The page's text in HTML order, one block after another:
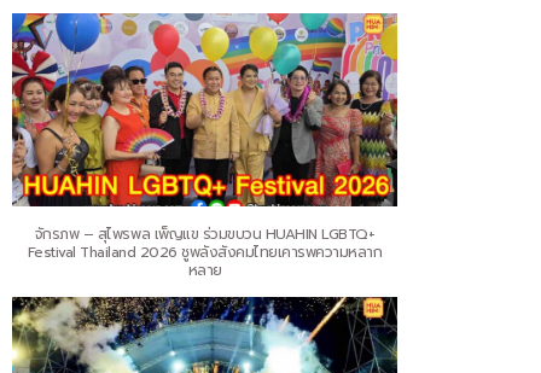
จักรภพ – สุไพรพล เพ็ญแข ร่วมขบวน HUAHIN LGBTQ+
Festival Thailand 2026 ชูพลังสังคมไทยเคารพความหลาก
หลาย